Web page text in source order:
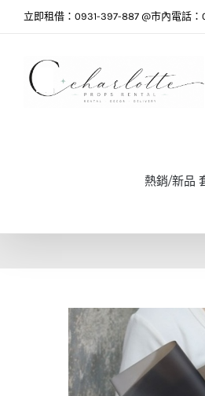
立即租借：0931-397-887 @市內電話
熱銷/新品